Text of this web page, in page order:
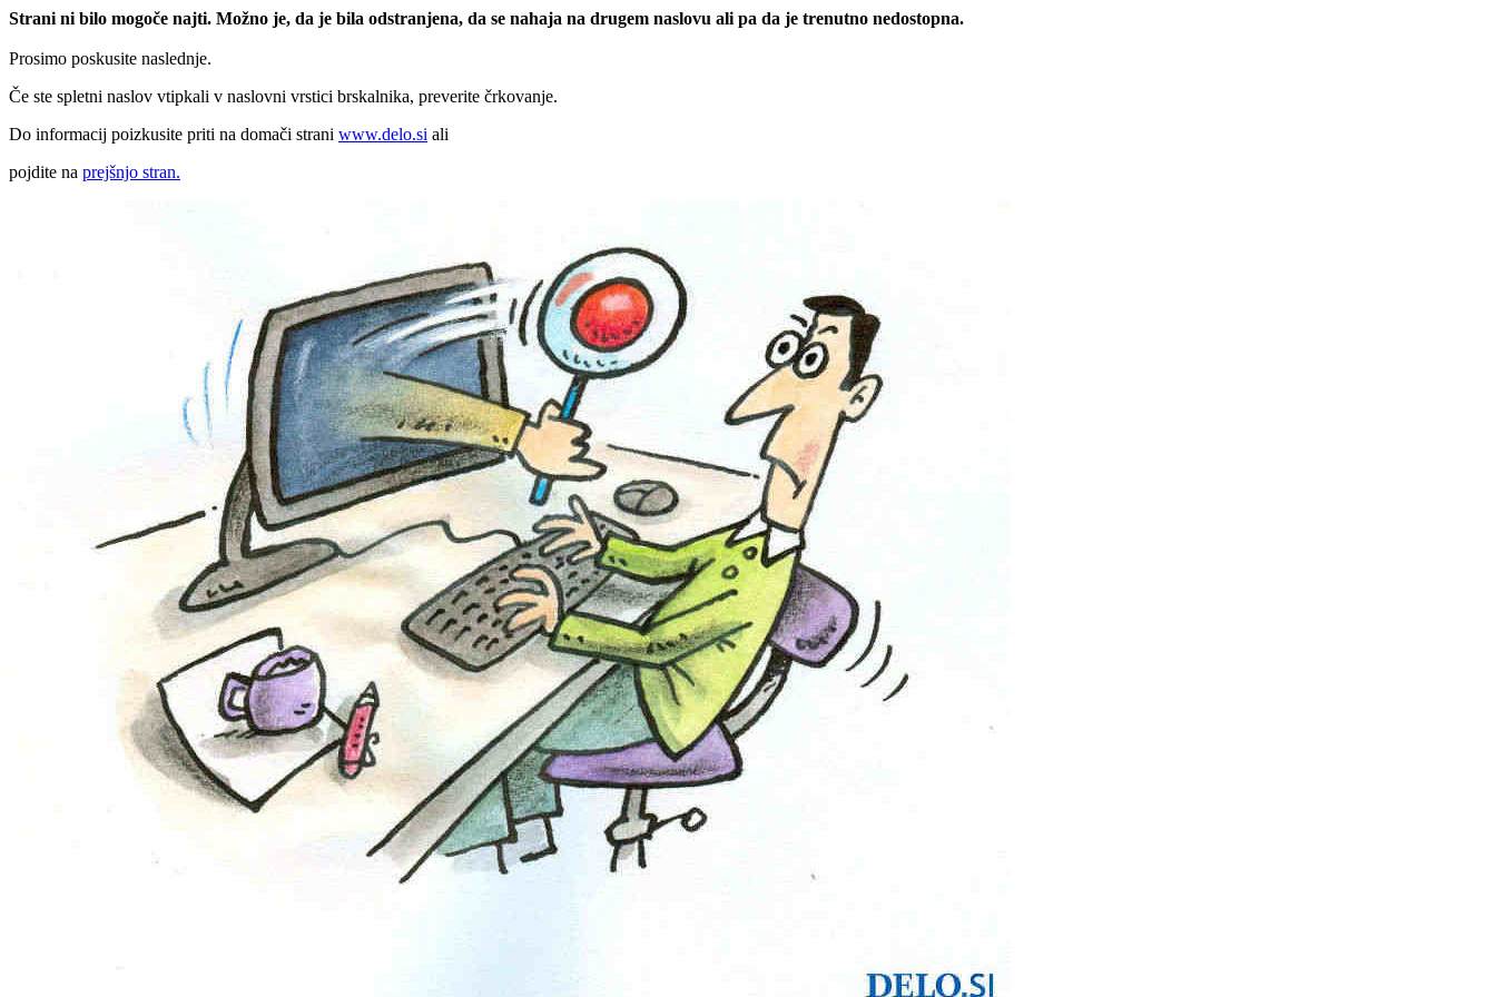
Strani ni bilo mogoče najti. Možno je, da je bila odstranjena, da se nahaja na drugem naslovu ali pa da je trenutno nedostopna.
Prosimo poskusite naslednje.
Če ste spletni naslov vtipkali v naslovni vrstici brskalnika, preverite črkovanje.
Do informacij poizkusite priti na domači strani www.delo.si ali
pojdite na prejšnjo stran.